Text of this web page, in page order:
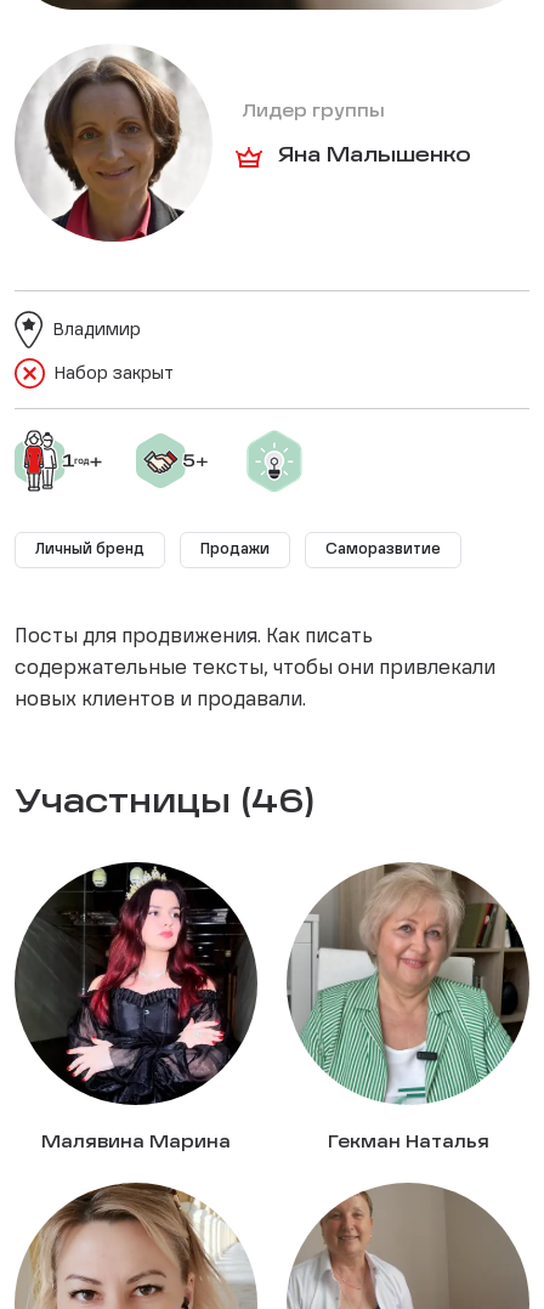
Лидер группы
Яна Малышенко
Набор закрыт
Владимир
Личный бренд Продажи Саморазвитие
Посты для продвижения. Как писать
содержательные тексты, чтобы они привлекали
новых клиентов и продавали.
Участницы (46)
Малявина Марина Гекман Наталья